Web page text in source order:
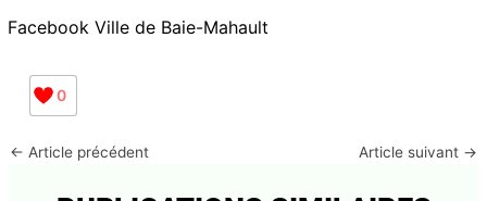
Facebook Ville de Baie-Mahault
0
← Article précédent Article suivant →